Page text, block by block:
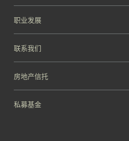
职业发展
联系我们
房地产信托
私募基金